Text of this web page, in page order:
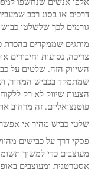
דרכים או בסוג רכב
גורמים לכך שלשלטי
מותגים שממקדים בהכרת
צריכה, נסיעות
השיווק הזה. שלטים על
שמתמקד בכביש המהיר,
הצעות שיווק לא רק
פוטנציאליים. זה מרחיב
שלטי כביש מהיר אי
פסקי דרך על כבישים
מעוצבים כדי למשוך
אסטרטגית ומעוצבים